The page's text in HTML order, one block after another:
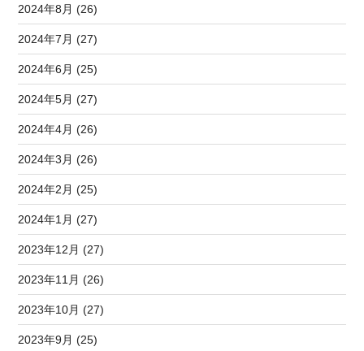
2024年8月 (26)
2024年7月 (27)
2024年6月 (25)
2024年5月 (27)
2024年4月 (26)
2024年3月 (26)
2024年2月 (25)
2024年1月 (27)
2023年12月 (27)
2023年11月 (26)
2023年10月 (27)
2023年9月 (25)